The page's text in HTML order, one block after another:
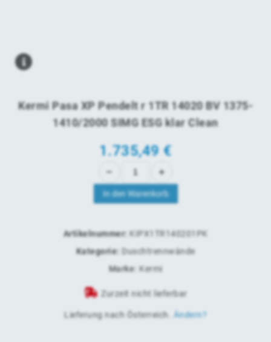
Kermi Pasa XP Pendelt r 1TR 14020 BV 1375-
1410/2000 SIMG ESG klar Clean
1.735,49€
In den Warenkorb
Artikelnummer: KIPX1TR140201PK
Kategorie:
Duschtrennwände
Marke: Kermi
Zurzeit nicht lieferbar
Lieferung nach Österreich Ändern?